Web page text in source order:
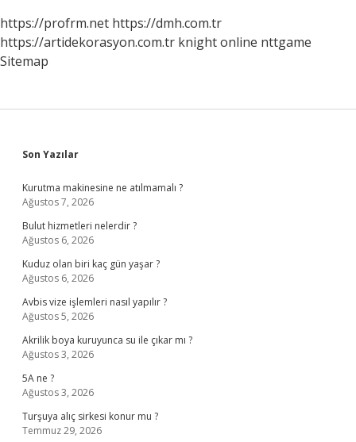
https://profrm.net https://dmh.com.tr
https://artidekorasyon.com.tr knight online nttgame
Sitemap
Sidebar
Son Yazılar
Kurutma makinesine ne atılmamalı ?
Ağustos 7, 2026
Bulut hizmetleri nelerdir ?
Ağustos 6, 2026
Kuduz olan biri kaç gün yaşar ?
Ağustos 6, 2026
Avbis vize işlemleri nasıl yapılır ?
Ağustos 5, 2026
Akrilik boya kuruyunca su ile çıkar mı ?
Ağustos 3, 2026
5A ne ?
Ağustos 3, 2026
Turşuya alıç sirkesi konur mu ?
Temmuz 29, 2026